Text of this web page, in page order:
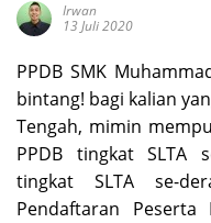
Irwan
13 Juli 2020
PPDB SMK
bintang! bagi kalian
Tengah, mimin
PPDB tingkat SLTA
tingkat SLTA se-
Pendaftaran